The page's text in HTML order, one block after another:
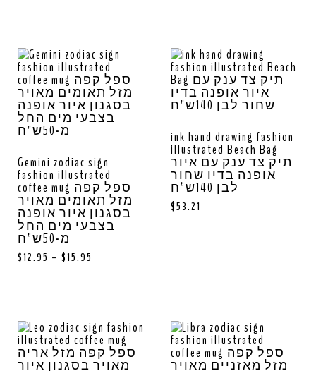
Gemini zodiac sign
fashion illustrated
coffee mug ספל קפה
מזל תאומים מאויר
בסגנון איור אופנה
בצבעי מים החל
מ-50ש”ח
$ 12.95 – $ 15.95
ink hand drawing fashion
illustrated Beach Bag
תיק צד ענק עם איור
אופנה בדיו שחור
לבן 140ש”ח
$53.21